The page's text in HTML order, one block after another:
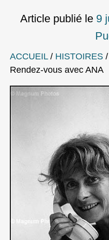
Article publié le 9
ACCUEIL/ HISTOIRES /
Rendez-vous avec ANA